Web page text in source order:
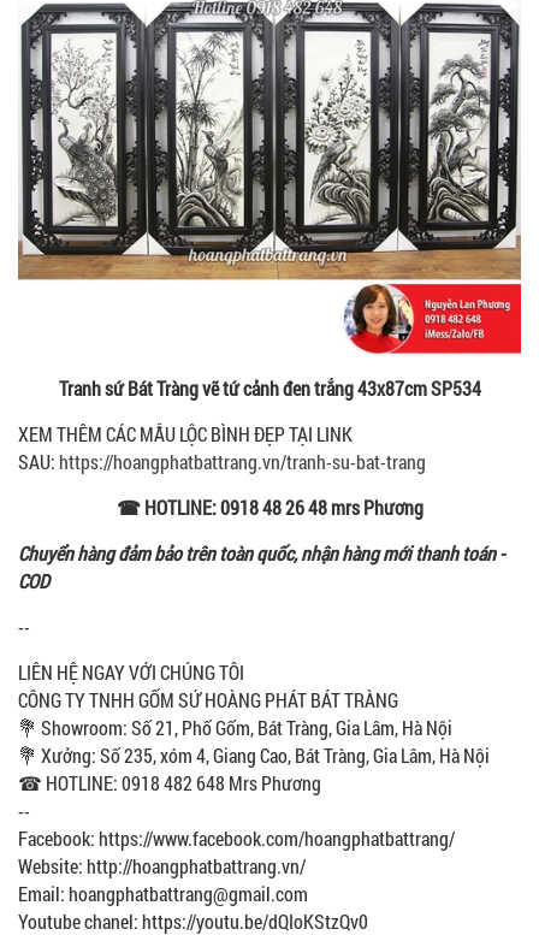
Tranh sứ Bát Tràng vẽ tứ cảnh đen trắng 43x87cm SP534
XEM THÊM CÁC MẪU LỘC BÌNH ĐẸP TẠI LINK
SAU: https://hoangphatbattrang.vn/tranh-su-bat-trang
☎ HOTLINE: 0918 48 26 48 mrs Phương
Chuyển hàng đảm bảo trên toàn quốc, nhận hàng mới thanh toán -
COD
--
LIÊN HỆ NGAY VỚI CHÚNG TÔI
CÔNG TY TNHH GỐM SỨ HOÀNG PHÁT BÁT TRÀNG
💐 Showroom: Số 21, Phố Gốm, Bát Tràng, Gia Lâm, Hà Nội
💐 Xưởng: Số 235, xóm 4, Giang Cao, Bát Tràng, Gia Lâm, Hà Nội
☎ HOTLINE: 0918 482 648 Mrs Phương
--
Facebook: https://www.facebook.com/hoangphatbattrang/
Website: http://hoangphatbattrang.vn/
Email: hoangphatbattrang@gmail.com
Youtube chanel: https://youtu.be/dQIoKStzQv0